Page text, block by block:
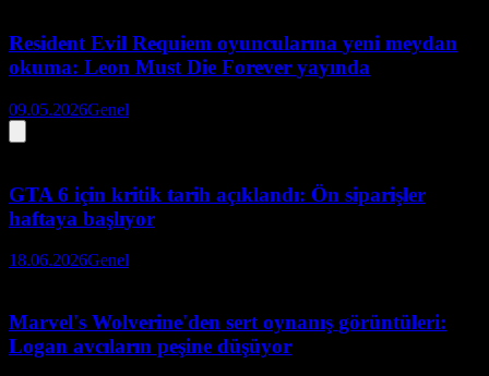
Resident Evil Requiem oyuncularına yeni meydan
okuma: Leon Must Die Forever yayında
09.05.2026Genel
GTA 6 için kritik tarih açıklandı: Ön siparişler
haftaya başlıyor
18.06.2026Genel
Marvel's Wolverine'den sert oynanış görüntüleri:
Logan avcıların peşine düşüyor